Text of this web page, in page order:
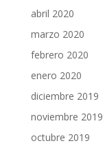
abril 2020
marzo 2020
febrero 2020
enero 2020
diciembre 2019
noviembre 2019
octubre 2019